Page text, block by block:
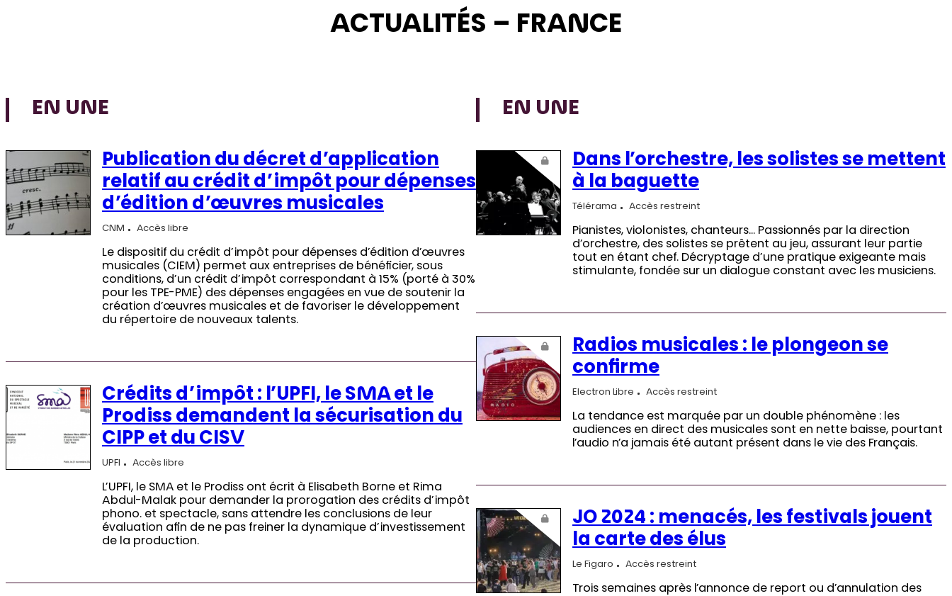
ACTUALITÉS – FRANCE
EN UNE
Publication du décret d’application
relatif au crédit d’impôt pour dépenses
d’édition d’œuvres musicales
CNM Accès libre
Le dispositif du crédit d’impôt pour dépenses d’édition d’œuvres
musicales (CIEM) permet aux entreprises de bénéficier, sous
conditions, d’un crédit d’impôt correspondant à 15% (porté à 30%
pour les TPE-PME) des dépenses engagées en vue de soutenir la
création d’œuvres musicales et de favoriser le développement
du répertoire de nouveaux talents.
Crédits d’impôt : l’UPFI, le SMA et le
Prodiss demandent la sécurisation du
CIPP et du CISV
UPFI Accès libre
L’UPFI, le SMA et le Prodiss ont écrit à Elisabeth Borne et Rima
Abdul-Malak pour demander la prorogation des crédits d’impôt
phono. et spectacle, sans attendre les conclusions de leur
évaluation afin de ne pas freiner la dynamique d’investissement
de la production.
EN UNE
Dans l’orchestre, les solistes se mettent
à la baguette
Télérama Accès restreint
Pianistes, violonistes, chanteurs… Passionnés par la direction
d’orchestre, des solistes se prêtent au jeu, assurant leur partie
tout en étant chef. Décryptage d’une pratique exigeante mais
stimulante, fondée sur un dialogue constant avec les musiciens.
Radios musicales : le plongeon se
confirme
Electron Libre Accès restreint
La tendance est marquée par un double phénomène : les
audiences en direct des musicales sont en nette baisse, pourtant
l’audio n’a jamais été autant présent dans le vie des Français.
JO 2024 : menacés, les festivals jouent
la carte des élus
Le Figaro Accès restreint
Trois semaines après l’annonce de report ou d’annulation des